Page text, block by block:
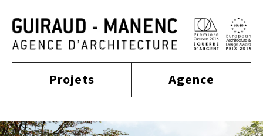
Projets Agence
construit